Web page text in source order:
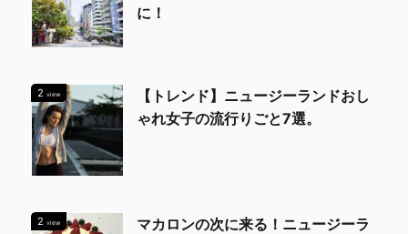
に！
2 view
【トレンド】ニュージーランドおし
ゃれ女子の流行りごと7選。
2 view
マカロンの次に来る！ニュージーラ